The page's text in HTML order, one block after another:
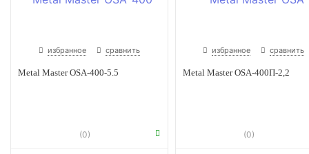
избранное сравнить
Metal Master OSA-400-5.5
(0)
избранное сравнить
Metal Master OSA-400П-2,2
(0)